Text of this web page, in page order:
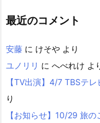
最近のコメント
安藤 に けそや より
ユノリリ に へべれけ よ
【TV出演】4/7 TBSテ
り
【お知らせ】10/29 旅